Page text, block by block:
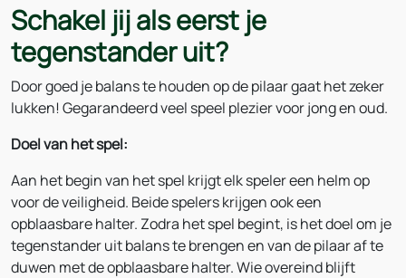
Schakel jij als eerst je
tegenstander uit?
Door goed je balans te houden op de pilaar gaat het zeker
lukken! Gegarandeerd veel speel plezier voor jong en oud.
Doel van het spel:
Aan het begin van het spel krijgt elk speler een helm op
voor de veiligheid. Beide spelers krijgen ook een
opblaasbare halter. Zodra het spel begint, is het doel om je
tegenstander uit balans te brengen en van de pilaar af te
duwen met de opblaasbare halter. Wie overeind blijft